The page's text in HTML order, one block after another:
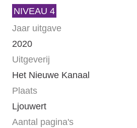
NIVEAU 4
Jaar uitgave
2020
Uitgeverij
Het Nieuwe Kanaal
Plaats
Ljouwert
Aantal pagina's